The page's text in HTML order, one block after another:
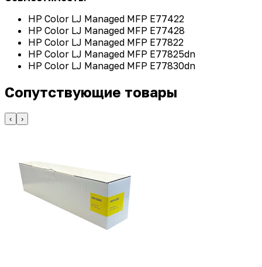
HP Color LJ Managed MFP E77422
HP Color LJ Managed MFP E77428
HP Color LJ Managed MFP E77822
HP Color LJ Managed MFP E77825dn
HP Color LJ Managed MFP E77830dn
Сопутствующие товары
‹ ›